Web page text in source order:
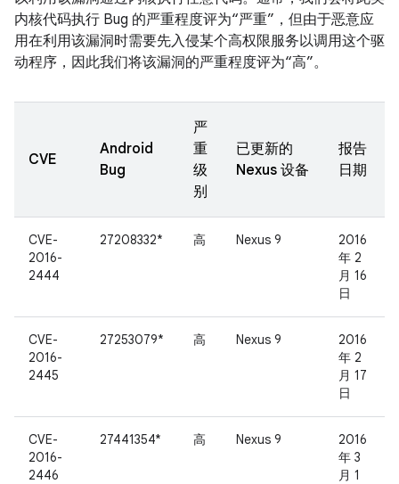
内核代码执行 Bug 的严重程度评为“严重”，但由于恶意应
用在利用该漏洞时需要先入侵某个高权限服务以调用这个驱
动程序，因此我们将该漏洞的严重程度评为“高”。
CVE
Android
Bug
严
重
级
别
已更新的
Nexus 设备
报告
日期
CVE-
2016-
2444
27208332* 高 Nexus 9
2016
年 2
月 16
日
CVE-
2016-
2445
27253079* 高 Nexus 9
2016
年 2
月 17
日
CVE-
2016-
2446
27441354* 高 Nexus 9
2016
年 3
月 1